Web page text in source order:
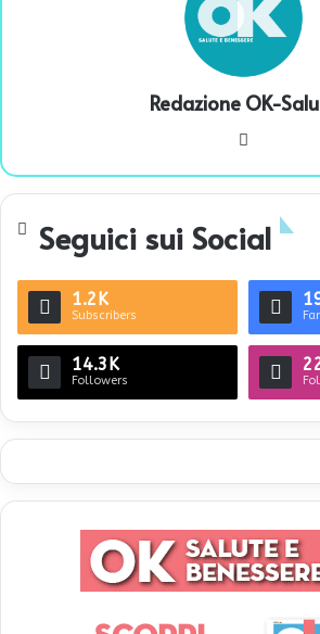
Redazione OK-
te
Seguici sui Social
1.2K
Subscribers
14.3K
Followers